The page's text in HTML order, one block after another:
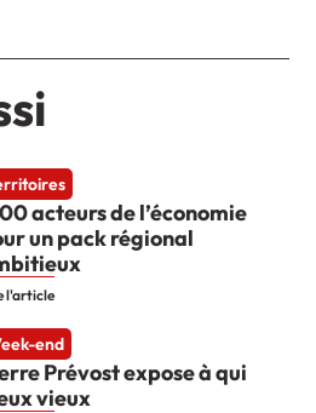
acteurs de l’économie
un pack régional
l'article
end
Prévost expose à qui
vieux